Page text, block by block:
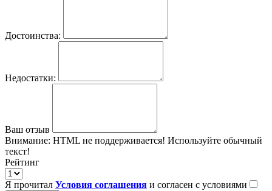
Достоинства:
Недостатки:
Ваш отзыв
Внимание: HTML не поддерживается! Используйте обычный
текст!
Рейтинг
Я прочитал Условия соглашения и согласен с условиями